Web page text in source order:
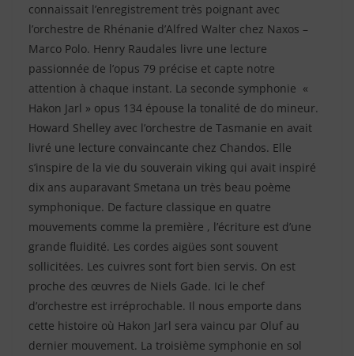
connaissait l’enregistrement très poignant avec
l’orchestre de Rhénanie d’Alfred Walter chez Naxos –
Marco Polo. Henry Raudales livre une lecture
passionnée de l’opus 79 précise et capte notre
attention à chaque instant. La seconde symphonie «
Hakon Jarl » opus 134 épouse la tonalité de do mineur.
Howard Shelley avec l’orchestre de Tasmanie en avait
livré une lecture convaincante chez Chandos. Elle
s’inspire de la vie du souverain viking qui avait inspiré
dix ans auparavant Smetana un très beau poème
symphonique. De facture classique en quatre
mouvements comme la première , l’écriture est d’une
grande fluidité. Les cordes aigües sont souvent
sollicitées. Les cuivres sont fort bien servis. On est
proche des œuvres de Niels Gade. Ici le chef
d’orchestre est irréprochable. Il nous emporte dans
cette histoire où Hakon Jarl sera vaincu par Oluf au
dernier mouvement. La troisième symphonie en sol